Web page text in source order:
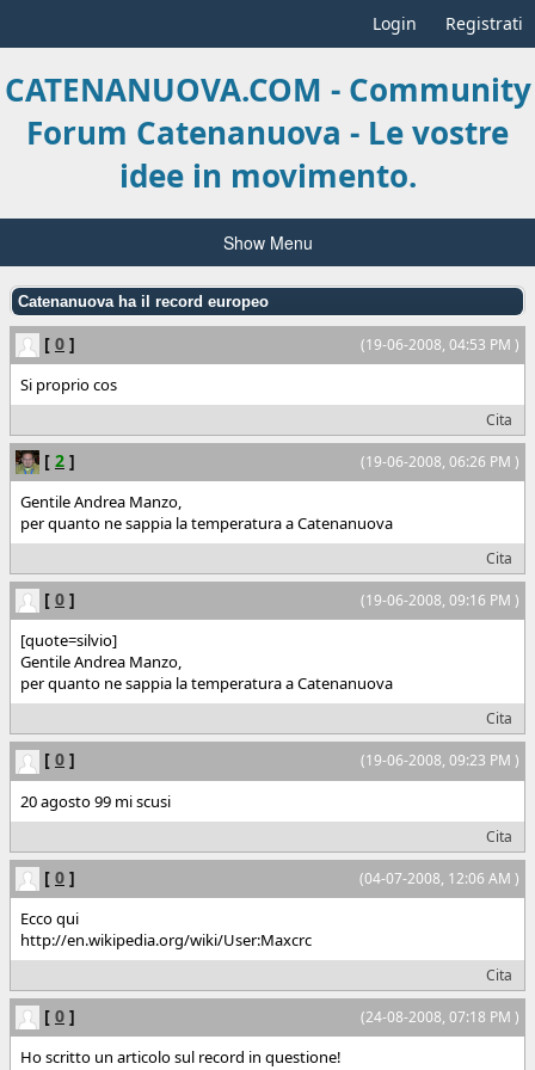
Login Registrati
CATENANUOVA.COM - Community
Forum Catenanuova - Le vostre
idee in movimento.
Show Menu
Catenanuova ha il record europeo
(19-06-2008, 04:53 PM )
[ 0 ]
Si proprio cos
Cita
(19-06-2008, 06:26 PM )
[ 2 ]
Gentile Andrea Manzo,
per quanto ne sappia la temperatura a Catenanuova
Cita
(19-06-2008, 09:16 PM )
[ 0 ]
[quote=silvio]
Gentile Andrea Manzo,
per quanto ne sappia la temperatura a Catenanuova
Cita
(19-06-2008, 09:23 PM )
[ 0 ]
20 agosto 99 mi scusi
Cita
(04-07-2008, 12:06 AM )
[ 0 ]
Ecco qui
http://en.wikipedia.org/wiki/User:Maxcrc
Cita
(24-08-2008, 07:18 PM )
[ 0 ]
Ho scritto un articolo sul record in questione!